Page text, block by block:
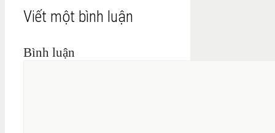
Viết một bình luận
Bình luận